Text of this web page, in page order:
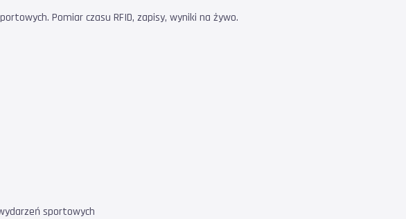
Pomiar czasu RFID, zapisy, wyniki na żywo.
sportowych